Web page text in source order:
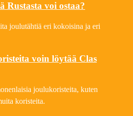
Rustasta voi ostaa?
joulutähtiä eri kokoisina ja eri
voin löytää Clas
joulukoristeita, kuten
koristeita.